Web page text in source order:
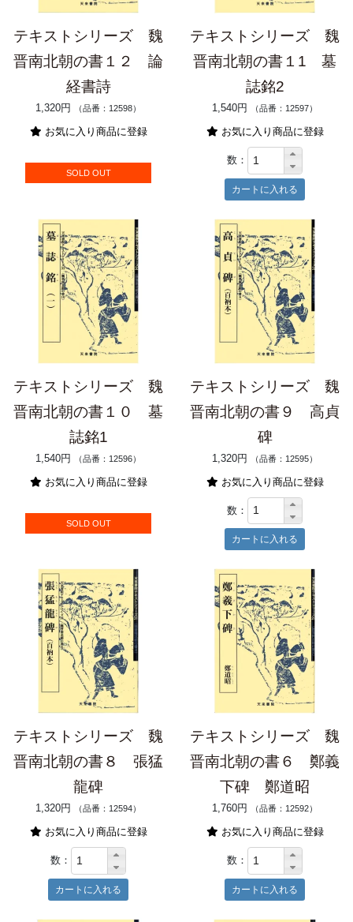
テキストシリーズ 魏
晋南北朝の書１２ 論
経書詩
1,320円 （品番：12598）
お気に入り商品に登録
SOLD OUT
テキストシリーズ 魏
晋南北朝の書１1 墓
誌銘2
1,540円 （品番：12597）
お気に入り商品に登録
数：
テキストシリーズ 魏
晋南北朝の書１０ 墓
誌銘1
1,540円 （品番：12596）
お気に入り商品に登録
SOLD OUT
テキストシリーズ 魏
晋南北朝の書９ 高貞
碑
1,320円 （品番：12595）
お気に入り商品に登録
数：
テキストシリーズ 魏
晋南北朝の書８ 張猛
龍碑
1,320円 （品番：12594）
お気に入り商品に登録
数：
テキストシリーズ 魏
晋南北朝の書６ 鄭義
下碑 鄭道昭
1,760円 （品番：12592）
お気に入り商品に登録
数：